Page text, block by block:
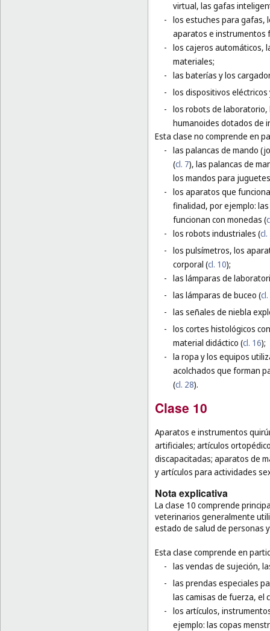
virtual, las gafas
- los estuches para gafas,
aparatos e instrumentos
- los cajeros automáticos,
materiales;
- las baterías y los
- los dispositivos
- los robots de
humanoides dotados de
Esta clase no comprende en
- las palancas de mando
(cl. 7), las palancas de
los mandos para
- los aparatos que
finalidad, por ejemplo:
funcionan con monedas (
- los robots industriales (cl.
- los pulsímetros, los
corporal (cl. 10);
- las lámparas de
- las lámparas de buceo (
- las señales de niebla
- los cortes histológicos
material didáctico (cl. 16);
- la ropa y los equipos
acolchados que forman
(cl. 28).
Clase 10
Aparatos e instrumentos
artificiales; artículos
discapacitadas; aparatos de
y artículos para actividades
Nota explicativa
La clase 10 comprende
veterinarios generalmente
estado de salud de personas
Esta clase comprende en
- las vendas de sujeción,
- las prendas especiales
las camisas de fuerza, el
- los artículos,
ejemplo: las copas